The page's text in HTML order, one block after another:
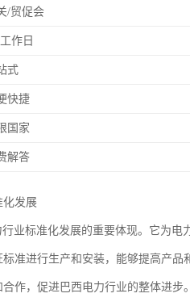
/贸促会
作日
式
快捷
国家
解答
化发展
业标准化发展的重要体现。它为
准进行生产和安装，能够提高产
作，促进巴西电力行业的整体进